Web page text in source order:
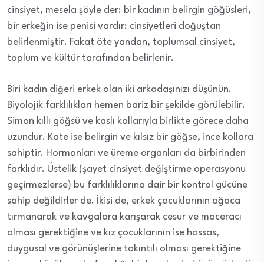
cinsiyet, mesela şöyle der; bir kadının belirgin göğüsleri,
bir erkeğin ise penisi vardır; cinsiyetleri doğuştan
belirlenmiştir. Fakat öte yandan, toplumsal cinsiyet,
toplum ve kültür tarafından belirlenir.
Biri kadın diğeri erkek olan iki arkadaşınızı düşünün.
Biyolojik farklılıkları hemen bariz bir şekilde görülebilir.
Simon kıllı göğsü ve kaslı kollarıyla birlikte görece daha
uzundur. Kate ise belirgin ve kılsız bir göğse, ince kollara
sahiptir. Hormonları ve üreme organları da birbirinden
farklıdır. Üstelik (şayet cinsiyet değiştirme operasyonu
geçirmezlerse) bu farklılıklarına dair bir kontrol gücüne
sahip değildirler de. İkisi de, erkek çocuklarının ağaca
tırmanarak ve kavgalara karışarak cesur ve maceracı
olması gerektiğine ve kız çocuklarının ise hassas,
duygusal ve görünüşlerine takıntılı olması gerektiğine